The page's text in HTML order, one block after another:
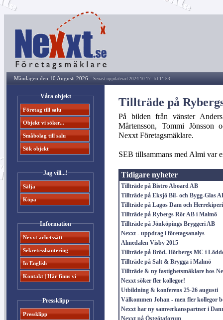
Måndagen den 10 Augusti 2026 - Senast uppdaterad 2024.10.17 - kl 11.53
Våra objekt
Företag till salu
Objekt vi söker...
Småbolag till salu
Sök objekt
Jag vill...!
Sälja
Köpa
Information
Nexxt arbetssätt
Sekretesshantering
In English
Kontakt | Här finns vi
Pressklipp
Pressklipp
Tillträde på
På bilden från vänster
Mårtensson, Tommi Jönsson
Nexxt Företagsmäklare.
SEB tillsammans med Almi var
Tidigare nyheter
Tillträde på Bistro Aboard AB
Tillträde på Eksjö Bil- och Bygg-Glas
Tillträde på Lagos Dam och
Tillträde på Rybergs Rör AB i Malmö
Tillträde på Jönköpings Bryggeri AB
Nexxt - uppdrag i företagsanalys
Almedalen Visby 2015
Tillträde på Bröd. Hörbergs MC i
Tillträde på Salt & Brygga i Malmö
Tillträde & ny fastighetsmäklare hos
Nexxt söker fler kollegor!
Utbildning & konferens 25-26 augusti
Välkommen Johan - men fler kollegor
Nexxt har ny samverkanspartner i
Nexxt på Östgötaforum